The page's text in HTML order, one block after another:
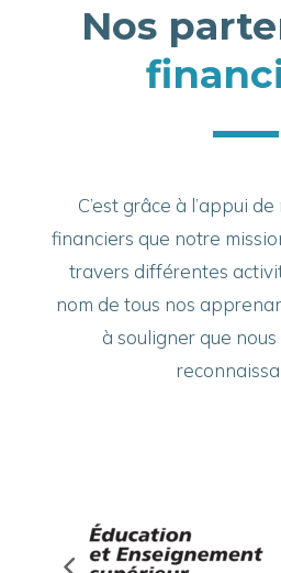
Nos
C’est grâce à l’appui
financiers que notre
travers différentes
nom de tous nos
à souligner que